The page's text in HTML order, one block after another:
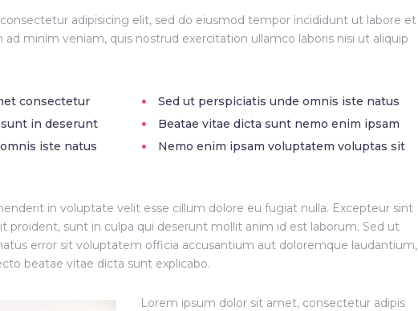
adipisicing elit, sed do eiusmod tempor incididunt ut labore et
minim veniam, quis nostrud exercitation ullamco laboris nisi ut aliquip
consectetur
in deserunt
iste natus
Sed ut perspiciatis unde omnis iste natus
Beatae vitae dicta sunt nemo enim ipsam
Nemo enim ipsam voluptatem voluptas sit
in voluptate velit esse cillum dolore eu fugiat nulla. Excepteur sint
proident, sunt in culpa qui deserunt mollit anim id est laborum. Sed ut
error sit voluptatem officia accusantium aut doloremque laudantium,
beatae vitae dicta sunt explicabo.
Lorem ipsum dolor sit amet, consectetur adipis